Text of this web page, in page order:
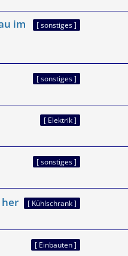
[ sonstiges ]
im
[ sonstiges ]
[ Elektrik ]
[ sonstiges ]
[ Kühlschrank ]
her
[ Einbauten ]